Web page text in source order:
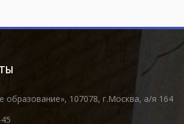
107078, г.Москва, а/я 164